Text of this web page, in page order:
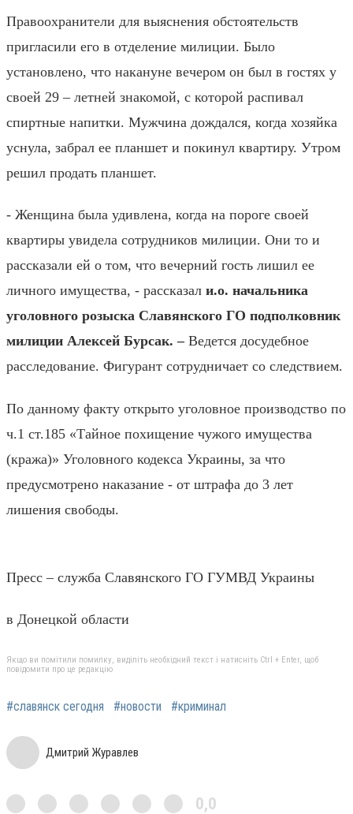
Правоохранители для выяснения обстоятельств
пригласили его в отделение милиции. Было
установлено, что накануне вечером он был в гостях у
своей 29 – летней знакомой, с которой распивал
спиртные напитки. Мужчина дождался, когда хозяйка
уснула, забрал ее планшет и покинул квартиру. Утром
решил продать планшет.
- Женщина была удивлена, когда на пороге своей
квартиры увидела сотрудников милиции. Они то и
рассказали ей о том, что вечерний гость лишил ее
личного имущества, - рассказал и.о. начальника
уголовного розыска Славянского ГО подполковник
милиции Алексей Бурсак. – Ведется досудебное
расследование. Фигурант сотрудничает со следствием.
По данному факту открыто уголовное производство по
ч.1 ст.185 «Тайное похищение чужого имущества
(кража)» Уголовного кодекса Украины, за что
предусмотрено наказание - от штрафа до 3 лет
лишения свободы.
Пресс – служба Славянского ГО ГУМВД Украины
в Донецкой области
Якщо ви помітили помилку, виділіть необхідний текст і натисніть Ctrl + Enter, щоб
повідомити про це редакцію
#славянск сегодня #новости #криминал
Дмитрий Журавлев
0,0